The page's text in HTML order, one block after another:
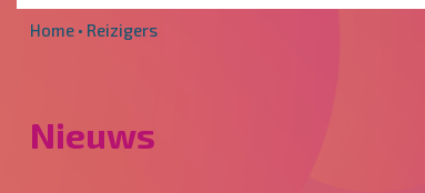
Home • Reizigers
Nieuws